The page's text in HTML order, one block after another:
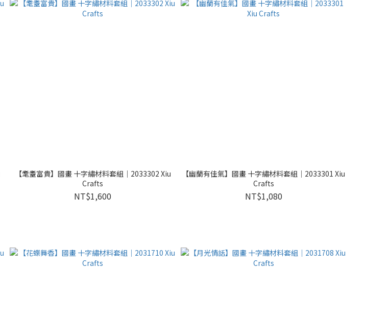
【耄耋富貴】國畫 十字繡材料套組｜2033302 Xiu
Crafts
NT$1,600
【幽蘭有佳氣】國畫 十字繡材料套組｜2033301 Xiu
Crafts
NT$1,080